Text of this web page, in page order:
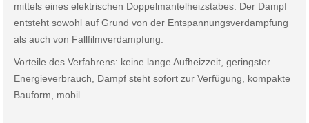
mittels eines elektrischen Doppelmantelheizstabes. Der Dampf
entsteht sowohl auf Grund von der Entspannungsverdampfung
als auch von Fallfilmverdampfung.
Vorteile des Verfahrens: keine lange Aufheizzeit, geringster
Energieverbrauch, Dampf steht sofort zur Verfügung, kompakte
Bauform, mobil